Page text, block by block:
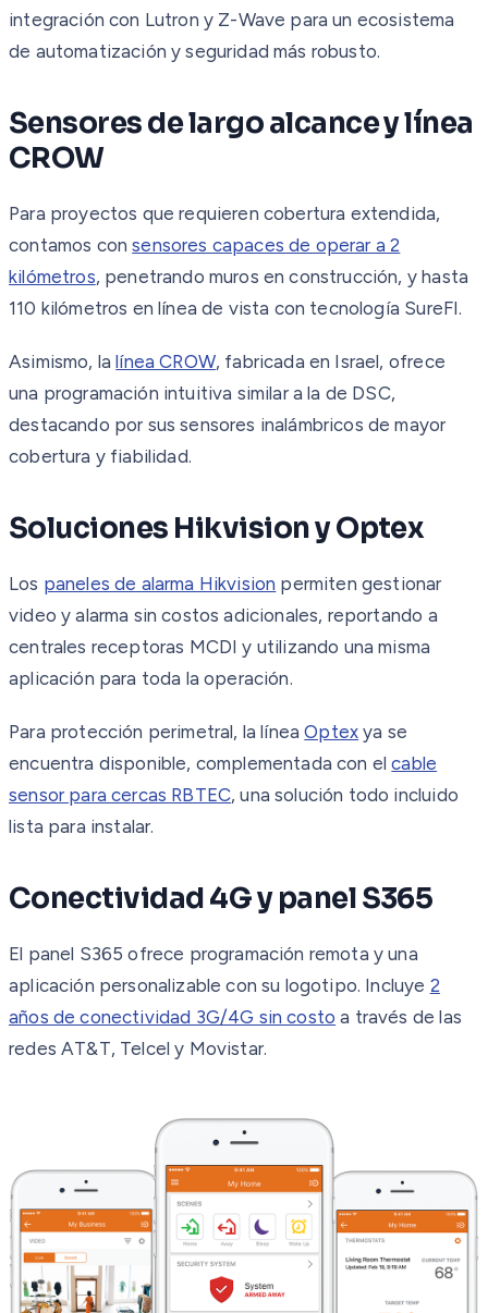
integración con Lutron y Z-Wave para un ecosistema
de automatización y seguridad más robusto.
Sensores de largo alcance y línea
CROW
Para proyectos que requieren cobertura extendida,
contamos consensores capaces de operar a 2
kilómetros, penetrando muros en construcción, y hasta
110 kilómetros en línea de vista con tecnología SureFI.
Asimismo, lalínea CROW, fabricada en Israel, ofrece
una programación intuitiva similar a la de DSC,
destacando por sus sensores inalámbricos de mayor
cobertura y fiabilidad.
Soluciones Hikvision y Optex
Los paneles de alarma Hikvision permiten gestionar
video y alarma sin costos adicionales, reportando a
centrales receptoras MCDI y utilizando una misma
aplicación para toda la operación.
Para protección perimetral, la líneaOptex ya se
encuentra disponible, complementada con elcable
sensor para cercas RBTEC, una solución todo incluido
lista para instalar.
Conectividad 4G y panel S365
El panel S365 ofrece programación remota y una
aplicación personalizable con su logotipo. Incluye 2
años de conectividad 3G/4G sin costo a través de las
redes AT&T, Telcel y Movistar.